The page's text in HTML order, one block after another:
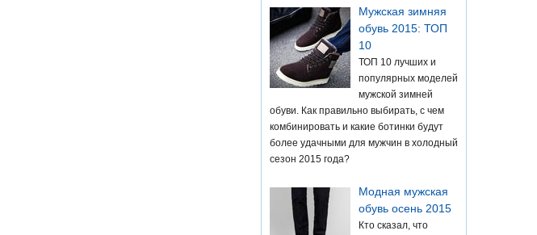
Мужская зимняя
обувь 2015: ТОП
10
ТОП 10 лучших и
популярных моделей
мужской зимней
обуви. Как правильно выбирать, с чем
комбинировать и какие ботинки будут
более удачными для мужчин в холодный
сезон 2015 года?
Модная мужская
обувь осень 2015
Кто сказал, что